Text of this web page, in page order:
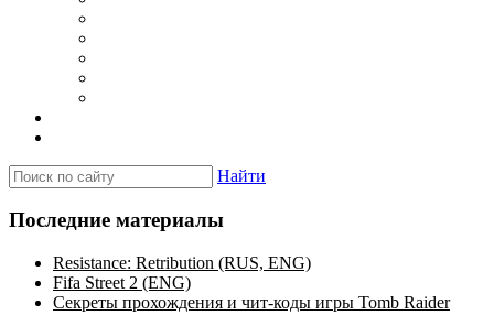
Найти
Последние материалы
Resistance: Retribution (RUS, ENG)
Fifa Street 2 (ENG)
Секреты прохождения и чит-коды игры Tomb Raider